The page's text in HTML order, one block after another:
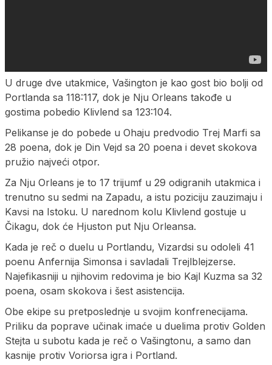
U druge dve utakmice, Vašington je kao gost bio bolji od
Portlanda sa 118:117, dok je Nju Orleans takođe u
gostima pobedio Klivlend sa 123:104.
Pelikanse je do pobede u Ohaju predvodio Trej Marfi sa
28 poena, dok je Din Vejd sa 20 poena i devet skokova
pružio najveći otpor.
Za Nju Orleans je to 17 trijumf u 29 odigranih utakmica i
trenutno su sedmi na Zapadu, a istu poziciju zauzimaju i
Kavsi na Istoku. U narednom kolu Klivlend gostuje u
Čikagu, dok će Hjuston put Nju Orleansa.
Kada je reč o duelu u Portlandu, Vizardsi su odoleli 41
poenu Anfernija Simonsa i savladali Trejlblejzerse.
Najefikasniji u njihovim redovima je bio Kajl Kuzma sa 32
poena, osam skokova i šest asistencija.
Obe ekipe su pretposlednje u svojim konfrenecijama.
Priliku da poprave učinak imaće u duelima protiv Golden
Stejta u subotu kada je reč o Vašingtonu, a samo dan
kasnije protiv Voriorsa igra i Portland.